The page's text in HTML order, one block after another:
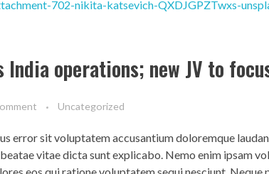
India operations; new JV to
Uncategorized
error sit voluptatem accusantium doloremque
vitae dicta sunt explicabo. Nemo enim ipsam